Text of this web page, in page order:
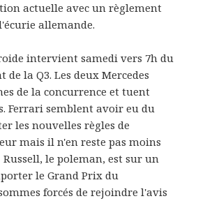
actuelle avec un règlement
allemande.
intervient samedi vers 7h du
la Q3. Les deux Mercedes
de la concurrence et tuent
Ferrari semblent avoir eu du
les nouvelles règles de
mais il n'en reste pas moins
le poleman, est sur un
le Grand Prix du
forcés de rejoindre l'avis